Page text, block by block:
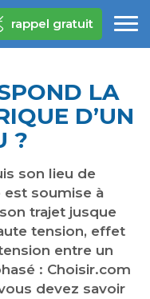
rappel gratuit
LA
D’UN
?
son lieu de
est soumise à
trajet jusque
tension, effet
entre un
: Choisir.com
devez savoir